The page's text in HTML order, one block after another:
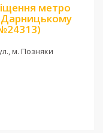
метро
Дарницькому
м. Позняки